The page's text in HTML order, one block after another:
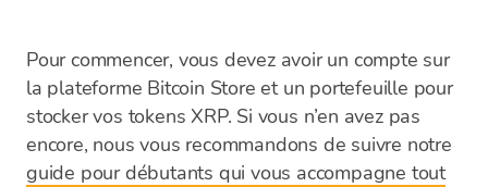
Pour commencer, vous devez avoir un compte sur
la plateforme Bitcoin Store et un portefeuille pour
stocker vos tokens XRP. Si vous n’en avez pas
encore, nous vous recommandons de suivre notre
guide pour débutants qui vous accompagne tout